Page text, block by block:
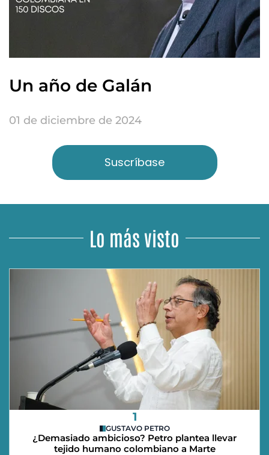
Un año de Galán
01 de diciembre de 2024
Suscríbase
Lo más visto
1
GUSTAVO PETRO
¿Demasiado ambicioso? Petro plantea llevar
tejido humano colombiano a Marte